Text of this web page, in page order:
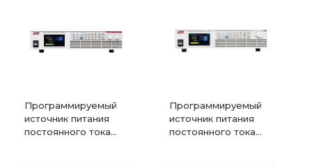
Программируемый
источник питания
постоянного тока
Программируемый
источник питания
постоянного тока